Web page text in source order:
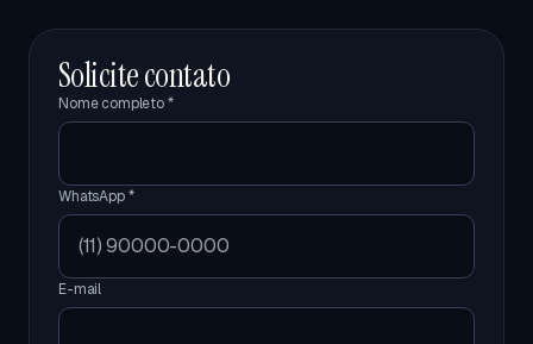
Solicite contato
Nome completo *
WhatsApp *
E-mail